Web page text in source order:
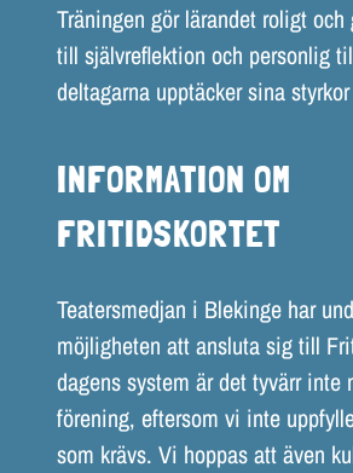
Träningen gör lärandet roligt
till självreflektion och personlig
deltagarna upptäcker sina
INFORMATION OM
FRITIDSKORTET
Teatersmedjan i Blekinge har
möjligheten att ansluta sig till
dagens system är det tyvärr inte
förening, eftersom vi inte
som krävs. Vi hoppas att även